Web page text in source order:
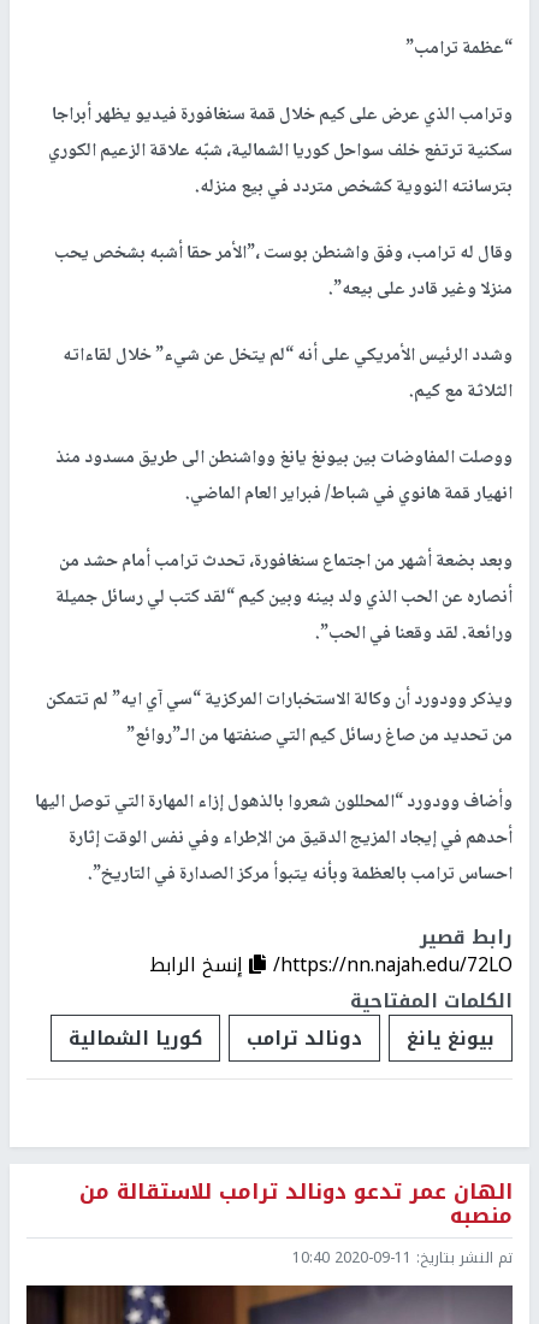
“عظمة ترامب”
وترامب الذي عرض على كيم خلال قمة سنغافورة فيديو يظهر أبراجا
سكنية ترتفع خلف سواحل كوريا الشمالية، شبّه علاقة الزعيم الكوري
بترسانته النووية كشخص متردد في بيع منزله.
وقال له ترامب، وفق واشنطن بوست ،”الأمر حقا أشبه بشخص يحب
منزلا وغير قادر على بيعه”.
وشدد الرئيس الأمريكي على أنه “لم يتخل عن شيء” خلال لقاءاته
الثلاثة مع كيم.
ووصلت المفاوضات بين بيونغ يانغ وواشنطن الى طريق مسدود منذ
انهيار قمة هانوي في شباط/ فبراير العام الماضي.
وبعد بضعة أشهر من اجتماع سنغافورة، تحدث ترامب أمام حشد من
أنصاره عن الحب الذي ولد بينه وبين كيم “لقد كتب لي رسائل جميلة
ورائعة. لقد وقعنا في الحب”.
ويذكر وودورد أن وكالة الاستخبارات المركزية “سي آي ايه” لم تتمكن
من تحديد من صاغ رسائل كيم التي صنفتها من الـ”روائع”
وأضاف وودورد “المحللون شعروا بالذهول إزاء المهارة التي توصل اليها
أحدهم في إيجاد المزيج الدقيق من الإطراء وفي نفس الوقت إثارة
احساس ترامب بالعظمة وبأنه يتبوأ مركز الصدارة في التاريخ”.
رابط قصير
https://nn.najah.edu/72LO/
إنسخ الرابط
الكلمات المفتاحية
بيونغ يانغ
دونالد ترامب كوريا الشمالية
الهان عمر تدعو دونالد ترامب للاستقالة من
منصبه
تم النشر بتاريخ: 2020-09-11 10:40